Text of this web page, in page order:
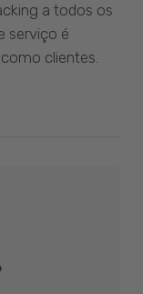
a todos os
serviço é
clientes.